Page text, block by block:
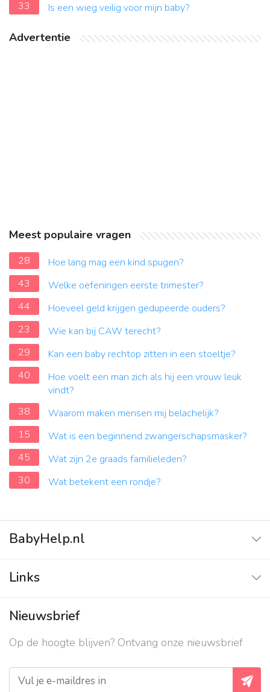
33
Is een wieg veilig voor mijn baby?
Advertentie
Meest populaire vragen
28
Hoe lang mag een kind spugen?
43
Welke oefeningen eerste trimester?
44
Hoeveel geld krijgen gedupeerde ouders?
23
Wie kan bij CAW terecht?
29
Kan een baby rechtop zitten in een stoeltje?
40
Hoe voelt een man zich als hij een vrouw leuk
vindt?
38
Waarom maken mensen mij belachelijk?
15
Wat is een beginnend zwangerschapsmasker?
45
Wat zijn 2e graads familieleden?
30
Wat betekent een rondje?
BabyHelp.nl
Vraag & Antwoord
Links
Contact
Over ons
Privacy beleid
Nieuwsbrief
Op de hoogte blijven? Ontvang onze nieuwsbrief